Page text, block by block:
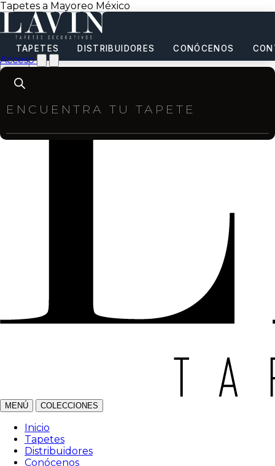
Tapetes a Mayoreo México
TAPETES DISTRIBUIDORES CONÓCENOS
Acceso
Products
search
MENÚ COLECCIONES
Inicio
Tapetes
Distribuidores
Conócenos